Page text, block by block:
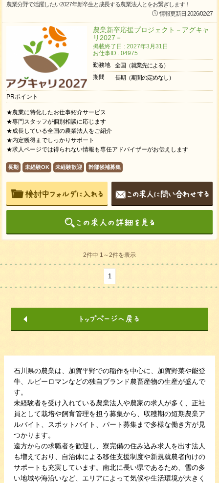
農業分野で活躍したい2027年新卒生と成長する農業法人とをお繋ぎします！
情報更新日 2026/02/27
農業新卒応援プロジェクト－アグキャ
リ2027－
掲載終了日 : 2027年3月31日
お仕事ID : 04975
勤務地
全国（就業先による）
期間
長期（期間の定めなし）
PRポイント
★農業に特化したお仕事紹介サービス
★専門スタッフが個別相談に応じます
★成長している全国の農業法人をご紹介
★内定獲得までしっかりサポート
★求人ページでは得られない情報も専任アドバイザーがお伝えします
長期 未経験OK 未経験歓迎 幹部候補募集
2件中 1～2件を表示
1
石川県の農業は、加賀平野での稲作を中心に、加賀野菜や能登
牛、ルビーロマンなどの独自ブランド農畜産物の生産が盛んで
す。
未経験者を受け入れている農業法人や農家の求人が多く、正社
員として栽培や飼育管理を担う募集から、収穫期の短期農業ア
ルバイト、スポットバイト、パート募集まで多様な働き方が見
つかります。
遠方からの求職者を歓迎し、寮完備の住み込み求人を出す法人
も増えており、自治体による移住支援制度や新規就農者向けの
サポートも充実しています。南北に長い県であるため、雪の多
い地域や海沿いなど、エリアによって気候や生活環境が大きく